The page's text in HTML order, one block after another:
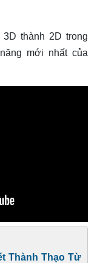
thành 2D trong
mới nhất của
Thành Thạo Từ